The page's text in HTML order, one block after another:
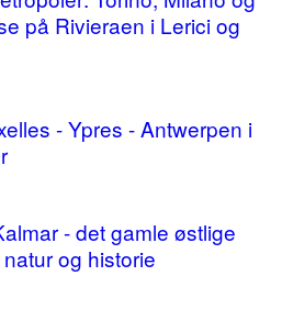
på Rivieraen i Lerici og
- Ypres - Antwerpen i
- det gamle østlige
og historie